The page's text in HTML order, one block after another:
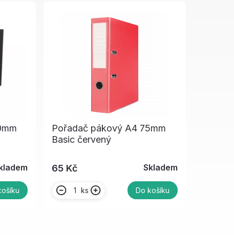
Pořadač pákový A4 75mm
Basic červený
65 Kč Skladem
ks Do košíku